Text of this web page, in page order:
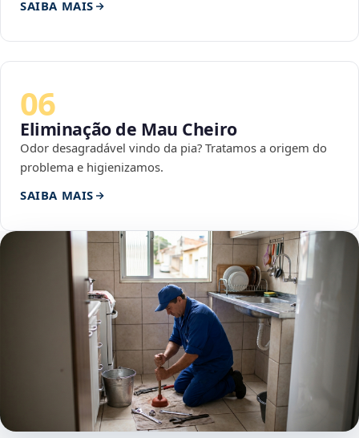
SAIBA MAIS
06
Eliminação de Mau Cheiro
Odor desagradável vindo da pia? Tratamos a origem do
problema e higienizamos.
SAIBA MAIS